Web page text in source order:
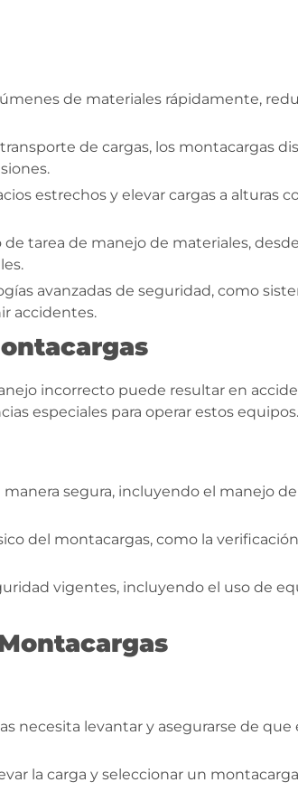
de materiales rápidamente,
de cargas, los montacargas
estrechos y elevar cargas a alturas
tarea de manejo de materiales,
avanzadas de seguridad, como
accidentes.
incorrecto puede resultar en
especiales para operar estos equipos.
segura, incluyendo el manejo
del montacargas, como la
vigentes, incluyendo el uso de
necesita levantar y asegurarse de
la carga y seleccionar un